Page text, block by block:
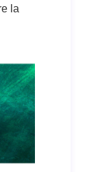
la